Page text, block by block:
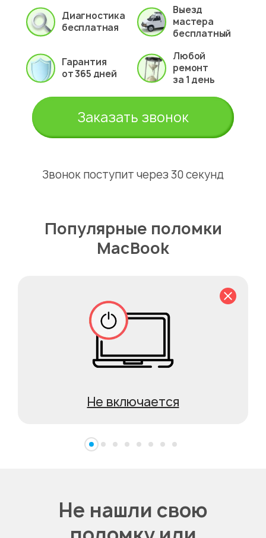
Диагностика
бесплатная
Выезд
мастера
бесплатный
Гарантия
от 365 дней
Любой
ремонт
за 1 день
Заказать звонок
Звонок поступит через 30 секунд
Популярные поломки
MacBook
Не включается
Не нашли свою